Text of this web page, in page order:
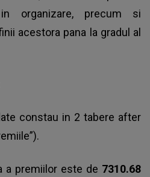
organizare, precum si
acestora pana la gradul al
constau in 2 tabere after
premiilor este de 7310.68